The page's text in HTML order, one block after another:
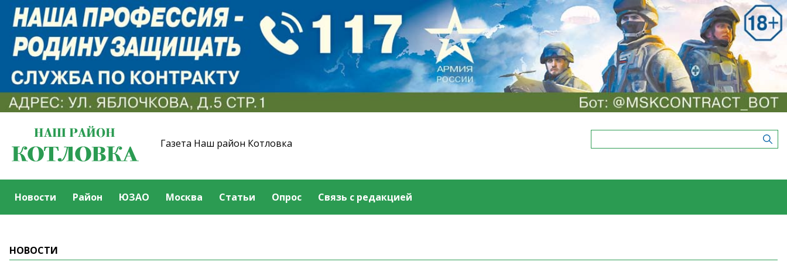
Газета Наш район Котловка
Новости Район ЮЗАО Москва Статьи Опрос Связь с редакцией
НОВОСТИ